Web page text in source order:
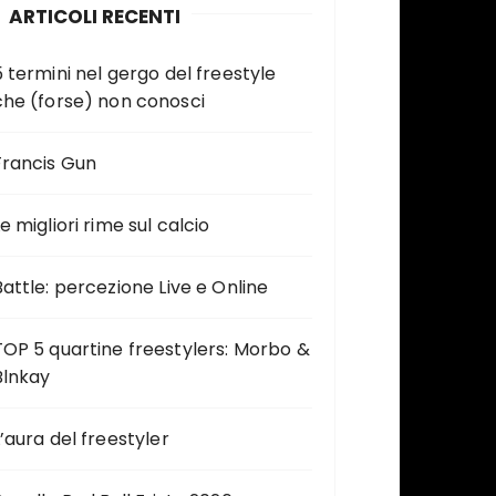
ARTICOLI RECENTI
termini nel gergo del freestyle
(forse) non conosci
Gun
migliori rime sul calcio
percezione Live e Online
5 quartine freestylers: Morbo &
del freestyler